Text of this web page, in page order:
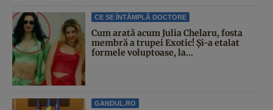
CE SE ÎNTÂMPLĂ DOCTORE
Cum arată acum Julia Chelaru, fosta
membră a trupei Exotic! Și-a etalat
formele voluptoase, la...
GANDUL.RO